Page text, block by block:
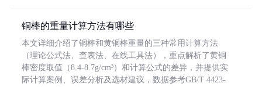
铜棒的重量计算方法有哪些
本文详细介绍了铜棒和黄铜棒重量的三种常用计算方法
（理论公式法、查表法、在线工具法），重点解析了黄铜
棒密度取值（8.4-8.7g/cm³）和计算公式的差异，并提供实
际计算案例、误差分析及选材建议，数据参考GB/T 4423-